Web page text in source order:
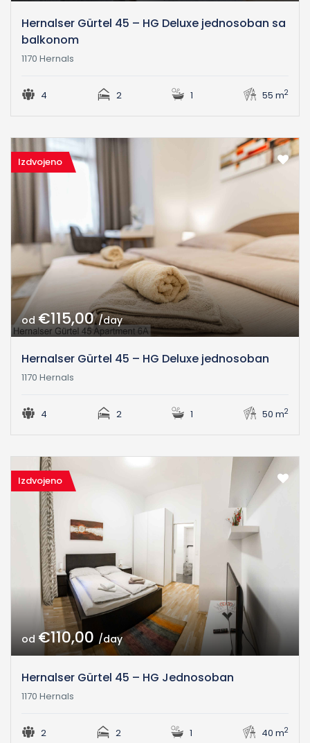
Hernalser Gürtel 45 – HG Deluxe jednosoban sa
balkonom
1170 Hernals
4 2 1 55 m2
Izdvojeno
od €115,00/day
Hernalser Gürtel 45 – HG Deluxe jednosoban
1170 Hernals
4 2 1 50 m2
Izdvojeno
od €110,00 /day
Hernalser Gürtel 45 – HG Jednosoban
1170 Hernals
2 2 1 40 m2